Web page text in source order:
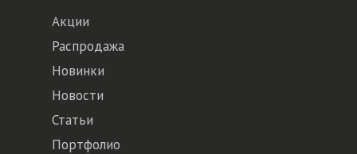
Акции
Распродажа
Новинки
Новости
Статьи
Портфолио